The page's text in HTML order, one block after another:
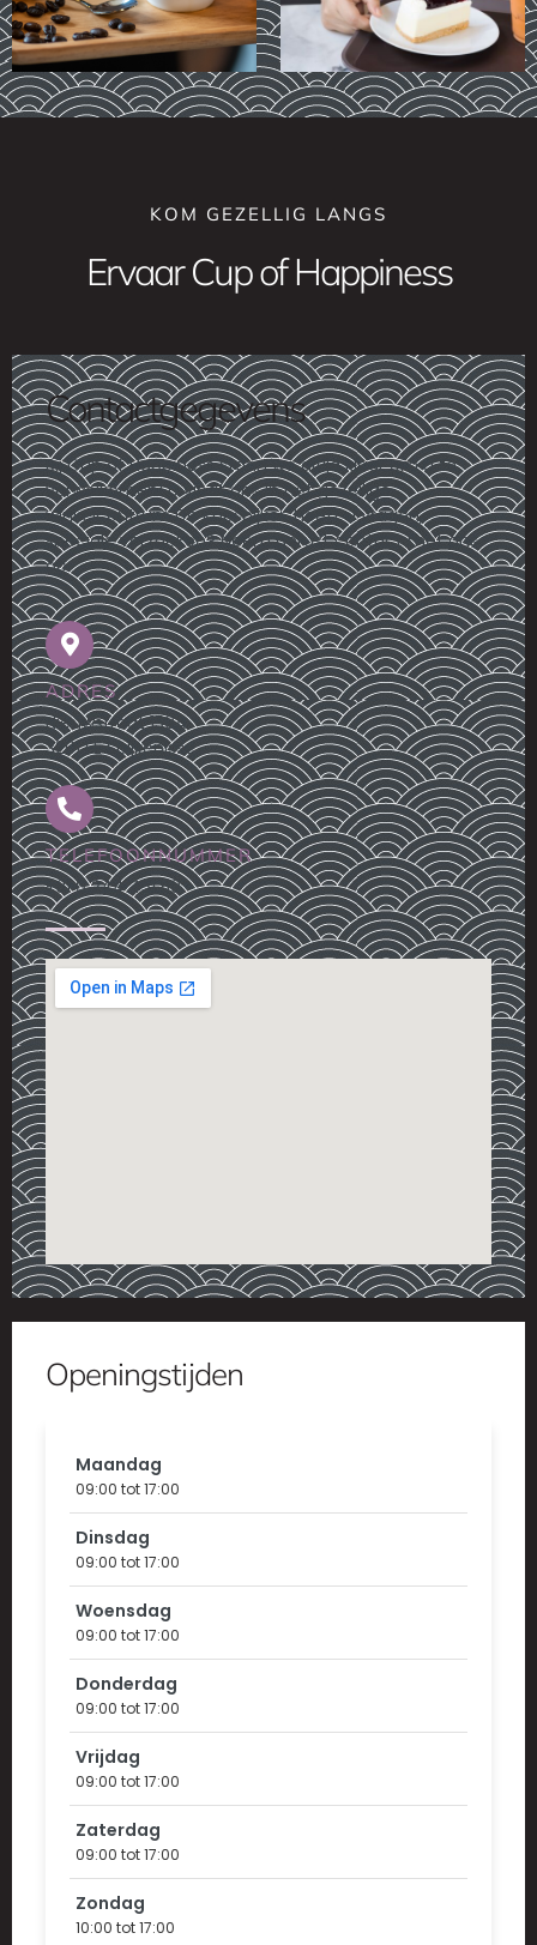
KOM GEZELLIG LANGS
Ervaar Cup of Happiness
Contactgegevens
Bij Cup of Happiness staan we altijd klaar om u te
verwelkomen! U vindt ons in het gezellige
winkelcentrum De Kopspijker. Heeft u vragen,
speciale verzoeken? Neem gerust contact met ons
op.
ADRES
Nieuwstraat 159A
3201 EE Spijkenisse
TELEFOONNUMMER
+31 6 244 451 59
Openingstijden
Maandag
09:00 tot 17:00
Dinsdag
09:00 tot 17:00
Woensdag
09:00 tot 17:00
Donderdag
09:00 tot 17:00
Vrijdag
09:00 tot 17:00
Zaterdag
09:00 tot 17:00
Zondag
10:00 tot 17:00